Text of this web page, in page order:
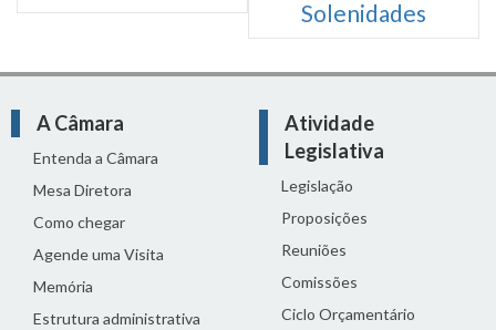
Solenidades
A Câmara
Entenda a Câmara
Mesa Diretora
Como chegar
Agende uma Visita
Memória
Estrutura administrativa
Atividade
Legislativa
Legislação
Proposições
Reuniões
Comissões
Ciclo Orçamentário